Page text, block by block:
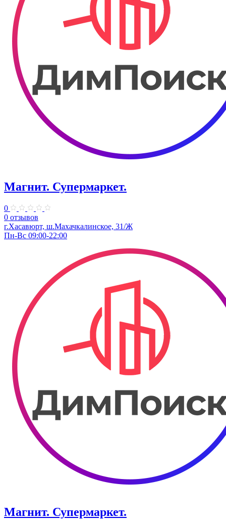
Магнит. Супермаркет.
0
0 отзывов
г.Хасавюрт, ш.​Махачкалинское, 31/Ж
Пн-Вс 09:00-22:00
Магнит. Супермаркет.